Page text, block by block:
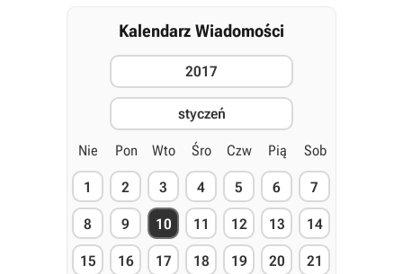
Kalendarz Wiadomości
2017
styczeń
Nie Pon Wto Śro Czw Pią Sob
1 2 3 4 5 6 7
8 9 10 11 12 13 14
15 16 17 18 19 20 21